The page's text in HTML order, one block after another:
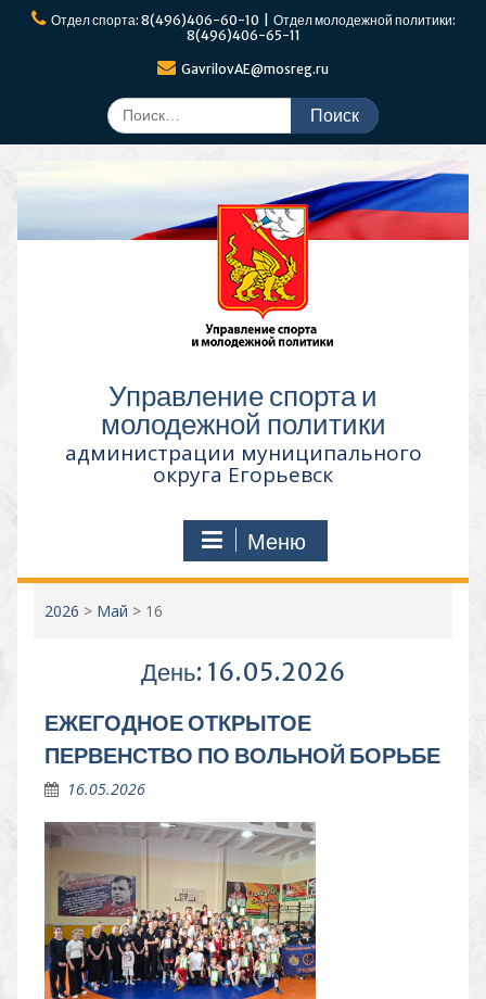
ПерейтиОтдел спорта: 8(496)406-60-10 | Отдел молодежной политики:
8(496)406-65-11
GavrilovAE@mosreg.ru
Поиск
по:
Управление спорта и
молодежной политики
администрации муниципального
округа Егорьевск
Меню
2026 > Май > 16
День: 16.05.2026
ЕЖЕГОДНОЕ ОТКРЫТОЕ
ПЕРВЕНСТВО ПО ВОЛЬНОЙ БОРЬБЕ
16.05.2026